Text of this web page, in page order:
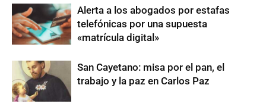
Alerta a los abogados por estafas
telefónicas por una supuesta
«matrícula digital»
San Cayetano: misa por el pan, el
trabajo y la paz en Carlos Paz